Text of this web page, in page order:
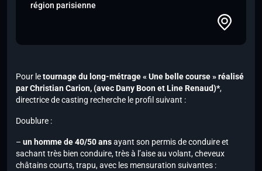
région parisienne
Pour letournage du long-métrage « Une belle course » réalisé
par Christian Carion,(avec Dany Boon et Line Renaud)*,
directrice de casting recherche le profil suivant :
Doublure :
– un homme de 40/50 ansayant son permis de conduire et
sachant très bien conduire, très à l’aise au volant, cheveux
châtains courts, trapu, avec les mensuration suivantes :